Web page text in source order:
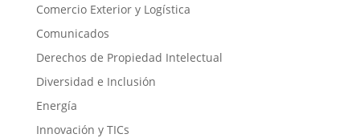
Comercio Exterior y Logística
Comunicados
Derechos de Propiedad Intelectual
Diversidad e Inclusión
Energía
Innovación y TICs